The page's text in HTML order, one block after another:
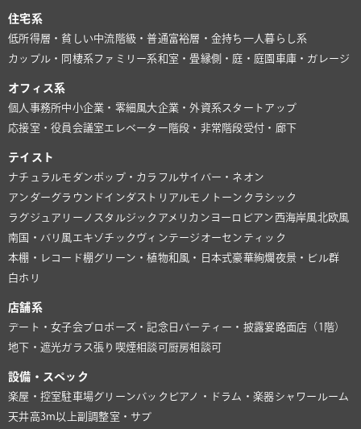
住宅系
低所得層・貧しい中流階級・普通富裕層・金持ち 一人暮らし系
カップル・同棲系ファミリー系和室・畳縁側・庭・庭園 車庫・ガレージ
オフィス系
個人事務所中小企業・零細風大企業・外資系スタートアップ
応接室・役員会議室 エレベーター 階段・非常階段受付・廊下
テイスト
ナチュラルモダンポップ・カラフルサイバー・ネオン
アンダーグラウンド インダストリアルモノトーン クラシック
ラグジュアリー ノスタルジック アメリカン ヨーロピアン 西海岸風北欧風
南国・バリ風 エキゾチック ヴィンテージ オーセンティック
本棚・レコード棚グリーン・植物和風・日本式豪華絢爛夜景・ビル群
白ホリ
店舗系
デート・女子会プロポーズ・記念日 パーティー・披露宴路面店（1階）
地下・遮光ガラス張り 喫煙相談可 厨房相談可
設備・スペック
楽屋・控室駐車場グリーンバック ピアノ・ドラム・楽器シャワールーム
天井高3m以上副調整室・サブ